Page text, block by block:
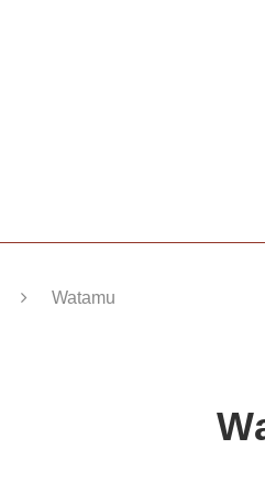
Watamu